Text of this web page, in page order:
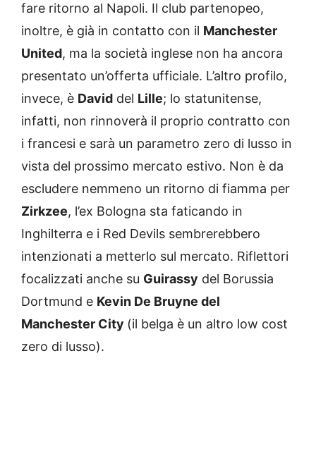
fare ritorno al Napoli. Il club partenopeo,
inoltre, è già in contatto con il Manchester
United, ma la società inglese non ha ancora
presentato un’offerta ufficiale. L’altro profilo,
invece, è David del Lille; lo statunitense,
infatti, non rinnoverà il proprio contratto con
i francesi e sarà un parametro zero di lusso in
vista del prossimo mercato estivo. Non è da
escludere nemmeno un ritorno di fiamma per
Zirkzee, l’ex Bologna sta faticando in
Inghilterra e i Red Devils sembrerebbero
intenzionati a metterlo sul mercato. Riflettori
focalizzati anche su Guirassy del Borussia
Dortmund e Kevin De Bruyne del
Manchester City (il belga è un altro low cost
zero di lusso).